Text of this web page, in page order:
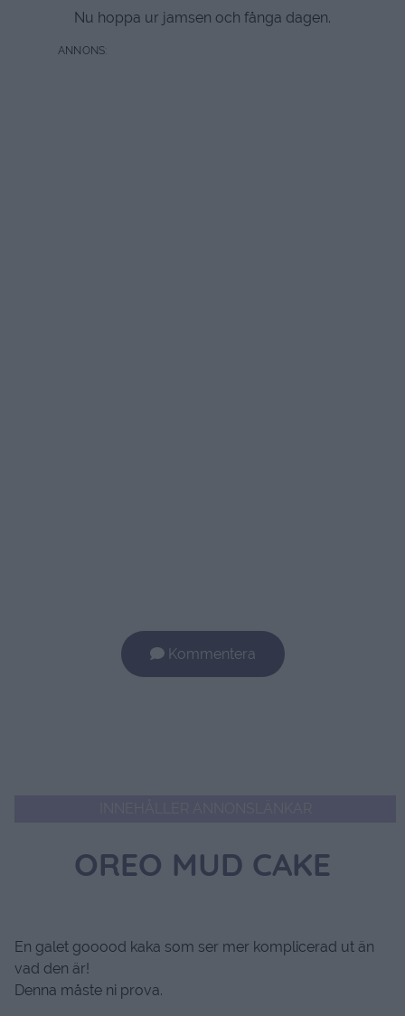
Nu hoppa ur jamsen och fånga dagen.
Kommentera
OREO MUD CAKE
En galet gooood kaka som ser mer komplicerad ut än
vad den är!
Denna måste ni prova.